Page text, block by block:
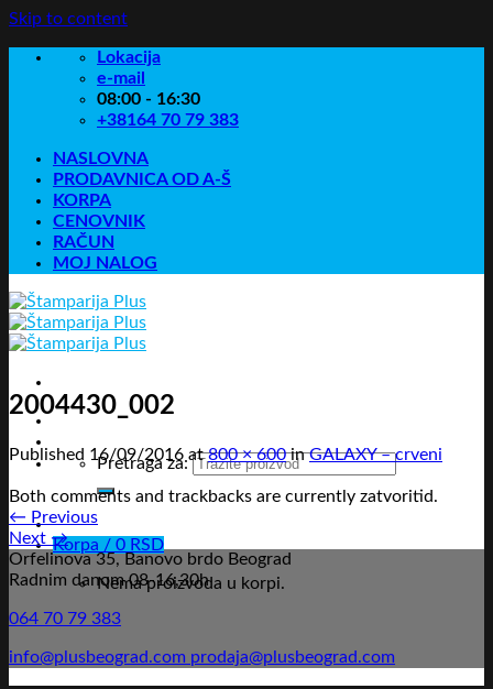
Skip to content
Lokacija
e-mail
08:00 - 16:30
+38164 70 79 383
NASLOVNA
PRODAVNICA OD A-Š
KORPA
CENOVNIK
RAČUN
MOJ NALOG
Pretraga za:
Korpa / 0 RSD
Nema proizvoda u korpi.
2004430_002
Published 16/09/2016 at800 × 600inGALAXY – crveni
Both comments and trackbacks are currently zatvoritid.
← Previous
Next →
Orfelinova 35, Banovo brdo Beograd
Radnim danom 08-16,30h
064 70 79 383
info@plusbeograd.com prodaja@plusbeograd.com